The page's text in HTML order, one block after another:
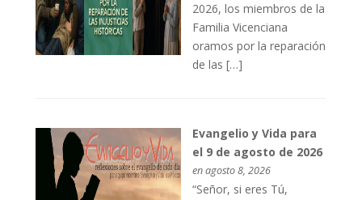
2026, los miembros de la
Familia Vicenciana
oramos por la reparación
de las […]
Evangelio y Vida para
el 9 de agosto de 2026
en agosto 8, 2026
“Señor, si eres Tú,